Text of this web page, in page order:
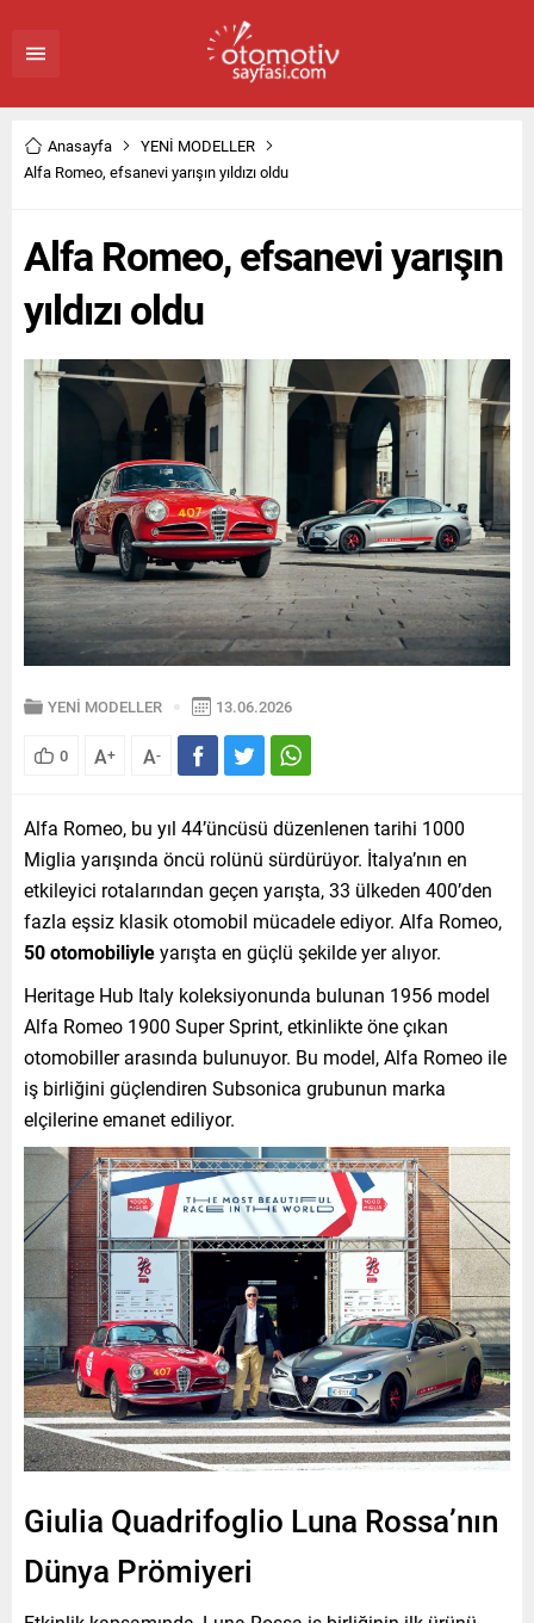
Anasayfa
YENİ MODELLER
Alfa Romeo, efsanevi yarışın yıldızı oldu
Alfa Romeo, efsanevi yarışın
yıldızı oldu
YENİ MODELLER 13.06.2026
0 A+ A-
Alfa Romeo, bu yıl 44’üncüsü düzenlenen tarihi 1000
Miglia yarışında öncü rolünü sürdürüyor. İtalya’nın en
etkileyici rotalarından geçen yarışta, 33 ülkeden 400’den
fazla eşsiz klasik otomobil mücadele ediyor. Alfa Romeo,
50 otomobiliyleyarışta en güçlü şekilde yer alıyor.
Heritage Hub Italy koleksiyonunda bulunan 1956 model
Alfa Romeo 1900 Super Sprint, etkinlikte öne çıkan
otomobiller arasında bulunuyor. Bu model, Alfa Romeo ile
iş birliğini güçlendiren Subsonica grubunun marka
elçilerine emanet ediliyor.
Giulia Quadrifoglio Luna Rossa’nın
Dünya Prömiyeri